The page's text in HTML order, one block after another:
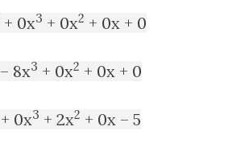
+ 0x3 + 0x2 + 0x + 0
– 8x3 + 0x2 + 0x + 0
+ 0x3 + 2x2 + 0x – 5